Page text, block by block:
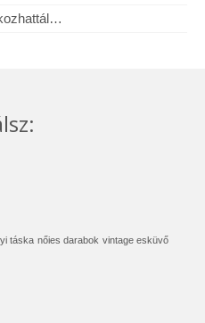
táska nőies darabok vintage esküvő